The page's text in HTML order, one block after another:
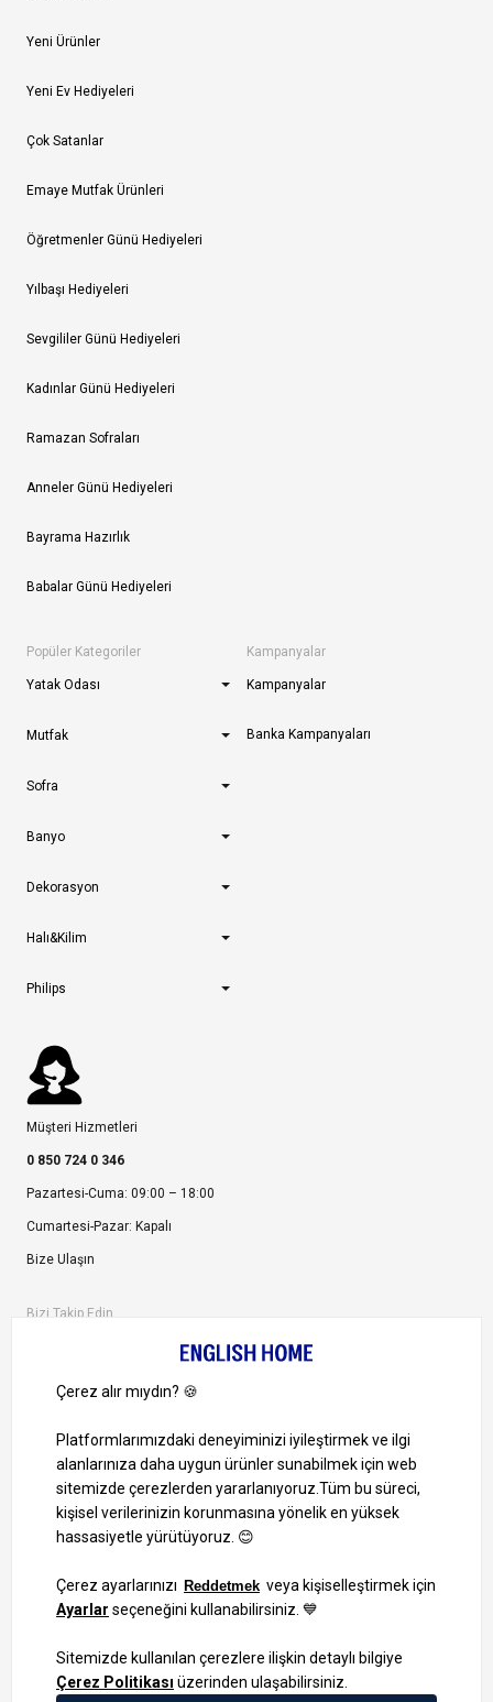
Yeni Ürünler
Yeni Ev Hediyeleri
Çok Satanlar
Emaye Mutfak Ürünleri
Öğretmenler Günü Hediyeleri
Yılbaşı Hediyeleri
Sevgililer Günü Hediyeleri
Kadınlar Günü Hediyeleri
Ramazan Sofraları
Anneler Günü Hediyeleri
Bayrama Hazırlık
Babalar Günü Hediyeleri
Popüler Kategoriler
Yatak Odası
Mutfak
Sofra
Banyo
Dekorasyon
Halı&Kilim
Philips
Kampanyalar
Kampanyalar
Banka Kampanyaları
Müşteri Hizmetleri
0 850 724 0 346
Pazartesi-Cuma: 09:00 – 18:00
Cumartesi-Pazar: Kapalı
Bize Ulaşın
Bizi Takip Edin
1000 TL ve Üzeri Alışverişlerinizde Kargo Bedava!
Bilgi Toplum Hizmetleri
KVKK Veri İşleme Politikamız
Site Haritası